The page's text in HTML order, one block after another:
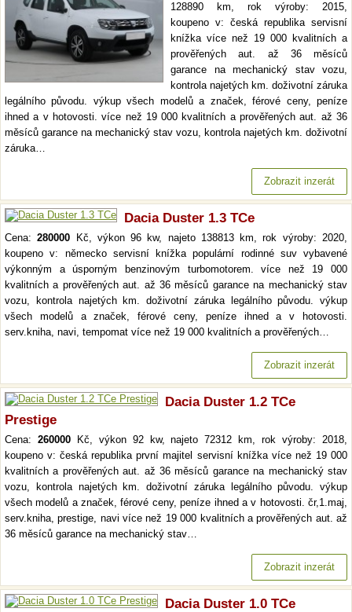
128890 km, rok výroby: 2015,
koupeno v: česká republika servisní
knížka více než 19 000 kvalitních a
prověřených aut. až 36 měsíců
garance na mechanický stav vozu,
kontrola najetých km. doživotní záruka
legálního původu. výkup všech modelů a značek, férové ceny, peníze
ihned a v hotovosti. více než 19 000 kvalitních a prověřených aut. až 36
měsíců garance na mechanický stav vozu, kontrola najetých km. doživotní
záruka…
Zobrazit inzerát
Dacia Duster 1.3 TCe
Cena:280000 Kč, výkon 96 kw, najeto 138813 km, rok výroby: 2020,
koupeno v: německo servisní knížka populární rodinné suv vybavené
výkonným a úsporným benzinovým turbomotorem. více než 19 000
kvalitních a prověřených aut. až 36 měsíců garance na mechanický stav
vozu, kontrola najetých km. doživotní záruka legálního původu. výkup
všech modelů a značek, férové ceny, peníze ihned a v hotovosti.
serv.kniha, navi, tempomat více než 19 000 kvalitních a prověřených…
Zobrazit inzerát
Dacia Duster 1.2 TCe
Prestige
Cena: 260000Kč, výkon 92 kw, najeto 72312 km, rok výroby: 2018,
koupeno v: česká republika první majitel servisní knížka více než 19 000
kvalitních a prověřených aut. až 36 měsíců garance na mechanický stav
vozu, kontrola najetých km. doživotní záruka legálního původu. výkup
všech modelů a značek, férové ceny, peníze ihned a v hotovosti. čr,1.maj,
serv.kniha, prestige, navi více než 19 000 kvalitních a prověřených aut. až
36 měsíců garance na mechanický stav…
Zobrazit inzerát
Dacia Duster 1.0 TCe